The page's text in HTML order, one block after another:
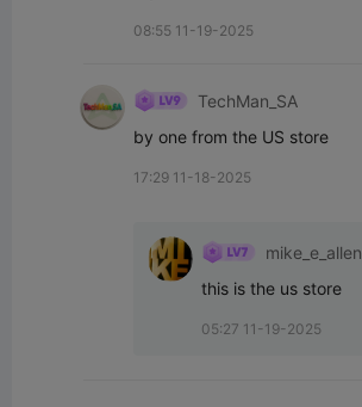
08:55 11-19-2025
TechMan_SA
by one from the US store
17:29 11-18-2025
mike_e_allen
this is the us store
05:27 11-19-2025